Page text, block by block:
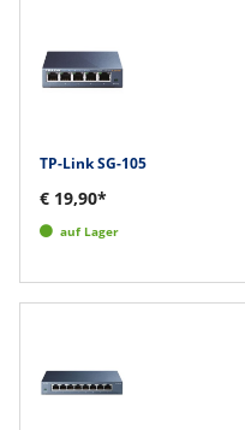
TP-Link SG-105
€ 19,90*
auf Lager